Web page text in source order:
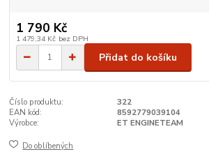
1 790 Kč
1 479,34 Kč bez DPH
Přidat do košíku
Číslo produktu:
322
EAN kód:
8592779039104
Výrobce:
ET ENGINETEAM
Do oblíbených